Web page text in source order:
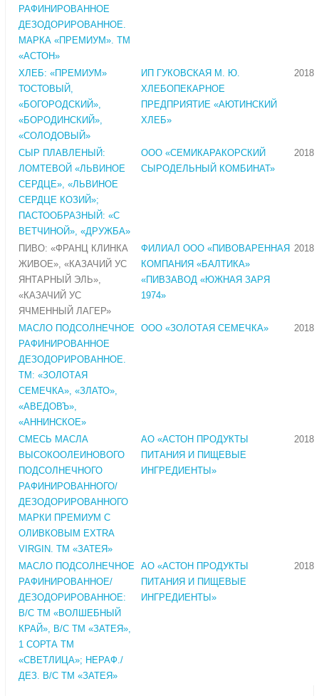
РАФИНИРОВАННОЕ
ДЕЗОДОРИРОВАННОЕ.
МАРКА «ПРЕМИУМ». ТМ
«АСТОН»
ХЛЕБ: «ПРЕМИУМ»
ТОСТОВЫЙ,
«БОГОРОДСКИЙ»,
«БОРОДИНСКИЙ»,
«СОЛОДОВЫЙ»
ИП ГУКОВСКАЯ М. Ю.
ХЛЕБОПЕКАРНОЕ
ПРЕДПРИЯТИЕ «АЮТИНСКИЙ
ХЛЕБ»
2018
СЫР ПЛАВЛЕНЫЙ:
ЛОМТЕВОЙ «ЛЬВИНОЕ
СЕРДЦЕ», «ЛЬВИНОЕ
СЕРДЦЕ КОЗИЙ»;
ПАСТООБРАЗНЫЙ: «С
ВЕТЧИНОЙ», «ДРУЖБА»
ООО «СЕМИКАРАКОРСКИЙ
СЫРОДЕЛЬНЫЙ КОМБИНАТ»
2018
ПИВО: «ФРАНЦ КЛИНКА
ЖИВОЕ», «КАЗАЧИЙ УС
ЯНТАРНЫЙ ЭЛЬ»,
«КАЗАЧИЙ УС
ЯЧМЕННЫЙ ЛАГЕР»
ФИЛИАЛ ООО «ПИВОВАРЕННАЯ
КОМПАНИЯ «БАЛТИКА»
«ПИВЗАВОД «ЮЖНАЯ ЗАРЯ
1974»
2018
МАСЛО ПОДСОЛНЕЧНОЕ
РАФИНИРОВАННОЕ
ДЕЗОДОРИРОВАННОЕ.
ТМ: «ЗОЛОТАЯ
СЕМЕЧКА», «ЗЛАТО»,
«АВЕДОВЪ»,
«АННИНСКОЕ»
ООО «ЗОЛОТАЯ СЕМЕЧКА» 2018
СМЕСЬ МАСЛА
ВЫСОКООЛЕИНОВОГО
ПОДСОЛНЕЧНОГО
РАФИНИРОВАННОГО/
ДЕЗОДОРИРОВАННОГО
МАРКИ ПРЕМИУМ С
ОЛИВКОВЫМ EXTRA
VIRGIN. ТМ «ЗАТЕЯ»
АО «АСТОН ПРОДУКТЫ
ПИТАНИЯ И ПИЩЕВЫЕ
ИНГРЕДИЕНТЫ»
2018
МАСЛО ПОДСОЛНЕЧНОЕ
РАФИНИРОВАННОЕ/
ДЕЗОДОРИРОВАННОЕ:
В/С ТМ «ВОЛШЕБНЫЙ
КРАЙ», В/С ТМ «ЗАТЕЯ»,
1 СОРТА ТМ
«СВЕТЛИЦА»; НЕРАФ./
ДЕЗ. В/С ТМ «ЗАТЕЯ»
АО «АСТОН ПРОДУКТЫ
ПИТАНИЯ И ПИЩЕВЫЕ
ИНГРЕДИЕНТЫ»
2018